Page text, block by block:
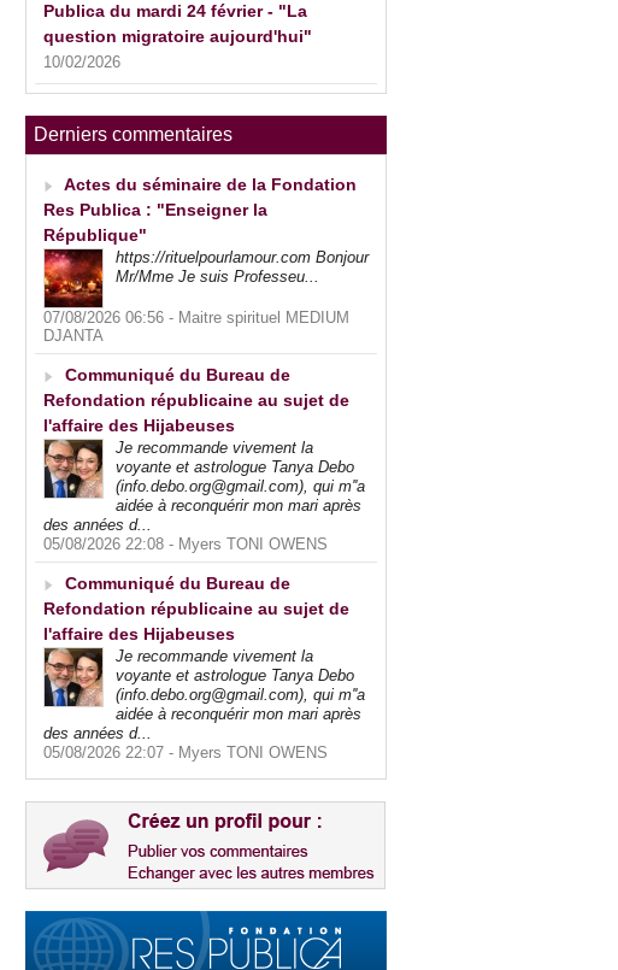
Publica du mardi 24 février - "La
question migratoire aujourd'hui"
10/02/2026
Derniers commentaires
Actes du séminaire de la Fondation
Res Publica : "Enseigner la
République"
https://rituelpourlamour.com Bonjour
Mr/Mme Je suis Professeu...
07/08/2026 06:56 - Maitre spirituel MEDIUM
DJANTA
Communiqué du Bureau de
Refondation républicaine au sujet de
l'affaire des Hijabeuses
Je recommande vivement la
voyante et astrologue Tanya Debo
(info.debo.org@gmail.com), qui m''a
aidée à reconquérir mon mari après
des années d...
05/08/2026 22:08 - Myers TONI OWENS
Communiqué du Bureau de
Refondation républicaine au sujet de
l'affaire des Hijabeuses
Je recommande vivement la
voyante et astrologue Tanya Debo
(info.debo.org@gmail.com), qui m''a
aidée à reconquérir mon mari après
des années d...
05/08/2026 22:07 - Myers TONI OWENS